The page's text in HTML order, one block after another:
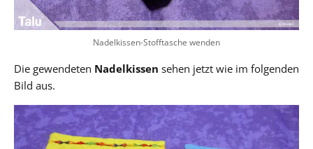
Nadelkissen-Stofftasche wenden
Die gewendeten Nadelkissen sehen jetzt wie im folgenden
Bild aus.